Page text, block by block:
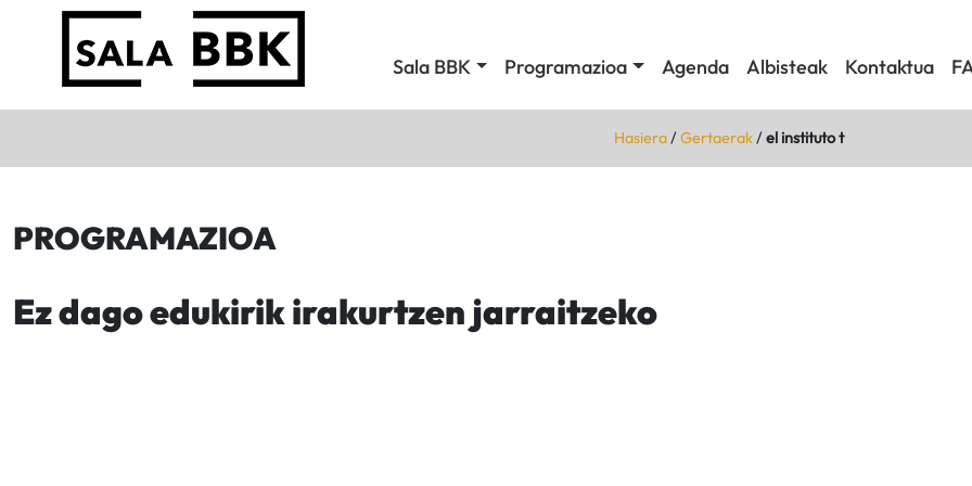
Sala BBK Programazioa Agenda Albisteak Kontaktua
Hasiera/Gertaerak/el instituto t
PROGRAMAZIOA
Ez dago edukirik irakurtzen jarraitzeko